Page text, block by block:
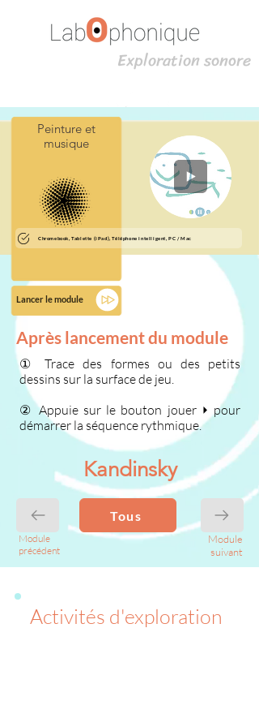
Exploration sonore
Peinture et
musique
Lancer le module
Chromebook, Tablette (iPad), Téléphone intelligent, PC / Mac
Après lancement du module
① Trace des formes ou des petits
dessins sur la surface de jeu.
② Appuie sur le bouton jouer ⏵ pour
démarrer la séquence rythmique.
Kandinsky
Tous
Module
précédent
Module
suivant
Activités d'exploration